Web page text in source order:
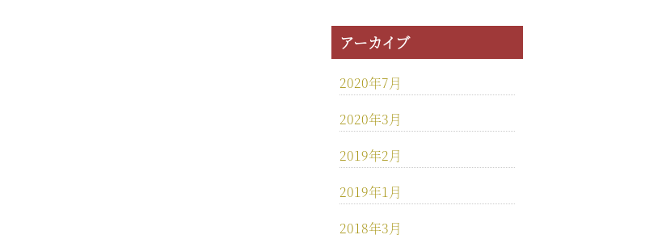
アーカイブ
2020年7月
2020年3月
2019年2月
2019年1月
2018年3月